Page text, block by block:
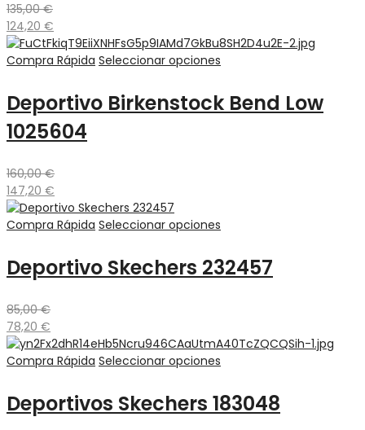
135,00€
124,20 €
Compra Rápida Seleccionar opciones
Deportivo Birkenstock Bend Low
1025604
160,00€
147,20 €
Compra Rápida Seleccionar opciones
Deportivo Skechers 232457
85,00€
78,20 €
Compra Rápida Seleccionar opciones
Deportivos Skechers 183048